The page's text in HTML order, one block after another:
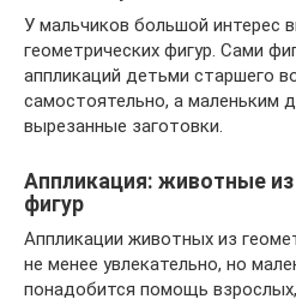
У мальчиков большой интерес
геометрических фигур. Сами
аппликаций детьми старшего
самостоятельно, а маленьким
вырезанные заготовки.
Аппликация: животные
фигур
Аппликации животных из
не менее увлекательно, но
понадобится помощь